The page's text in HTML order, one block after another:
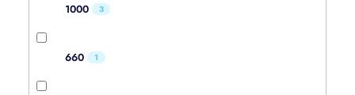
1000 3
660 1